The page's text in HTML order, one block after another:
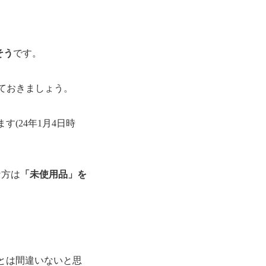
う です。
おきましょう。
す(24年1月4日時
は 「未使用品」を
は間違いないと思